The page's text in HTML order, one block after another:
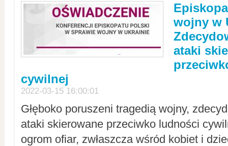
wojny w
ataki
cywilnej
2022-03-15 16:00:01
Głęboko poruszeni tragedią wojny,
ataki skierowane przeciwko ludności
ogrom ofiar, zwłaszcza wśród kobiet i